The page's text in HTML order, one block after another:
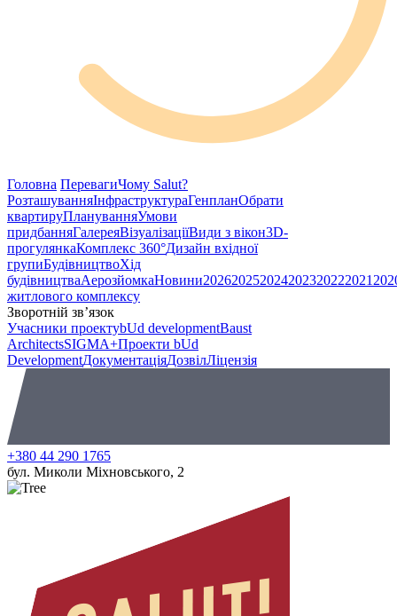
Головна ПеревагиЧому Salut?
РозташуванняІнфраструктураГенпланОбрати
квартируПлануванняУмови
придбанняГалереяВізуалізаціїВиди з вікон3D-
прогулянкаКомплекс 360°Дизайн вхідної
групиБудівництвоХід
будівництваАерозйомкаНовини202620252024202320222021
житлового комплексу
Зворотній зв’язок
Учасники проектуbUd developmentBaust
ArchitectsSIGMA+Проекти bUd
DevelopmentДокументаціяДозвілЛіцензія
+380 44 290 1765
бул. Миколи Міхновського, 2